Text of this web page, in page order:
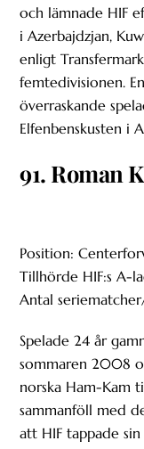
och lämnade HIF
i Azerbajdzjan,
enligt
femtedivisionen.
överraskande
Elfenbenskusten i
91. Roman
Position:
Tillhörde HIF:s A-
Antal
Spelade 24 år
sommaren 2008
norska Ham-Kam
sammanföll med
att HIF tappade